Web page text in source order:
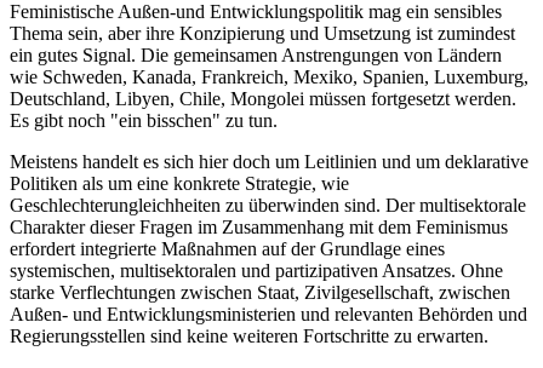
Feministische Außen-und Entwicklungspolitik mag ein sensibles
Thema sein, aber ihre Konzipierung und Umsetzung ist zumindest
ein gutes Signal. Die gemeinsamen Anstrengungen von Ländern
wie Schweden, Kanada, Frankreich, Mexiko, Spanien, Luxemburg,
Deutschland, Libyen, Chile, Mongolei müssen fortgesetzt werden.
Es gibt noch "ein bisschen" zu tun.
Meistens handelt es sich hier doch um Leitlinien und um deklarative
Politiken als um eine konkrete Strategie, wie
Geschlechterungleichheiten zu überwinden sind. Der multisektorale
Charakter dieser Fragen im Zusammenhang mit dem Feminismus
erfordert integrierte Maßnahmen auf der Grundlage eines
systemischen, multisektoralen und partizipativen Ansatzes. Ohne
starke Verflechtungen zwischen Staat, Zivilgesellschaft, zwischen
Außen- und Entwicklungsministerien und relevanten Behörden und
Regierungsstellen sind keine weiteren Fortschritte zu erwarten.